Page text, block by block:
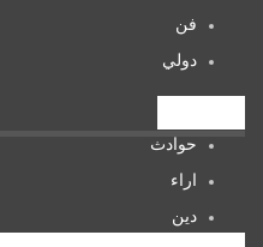
فن
دولي
حوادث
اراء
دين